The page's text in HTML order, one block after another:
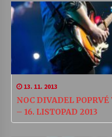
13. 11. 2013
NOC DIVADEL
– 16. LISTOPAD 2013